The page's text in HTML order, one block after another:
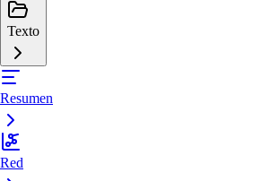
Texto
Resumen
Red